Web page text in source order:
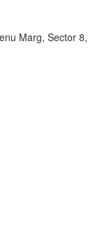
Marg, Sector 8,